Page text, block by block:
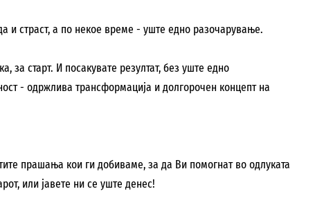
и страст, а по некое време - уште едно разочарување.
за старт. И посакувате резултат, без уште едно
- одржлива трансформација и долгорочен концепт на
прашања кои ги добиваме, за да Ви помогнат во одлуката
или јавете ни се уште денес!